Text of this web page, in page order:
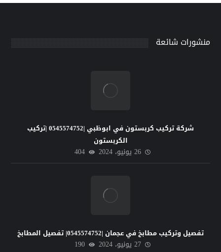
منشورات شائعة
شركة تركيب كربستون في ابوظبي |0545574752 |تركيب
الكربستون
26 يونيو، 2024 404
تفصيل وتركيب مطابخ في عجمان |0545574752| تفصيل المطابخ
27 يونيو، 2024 190